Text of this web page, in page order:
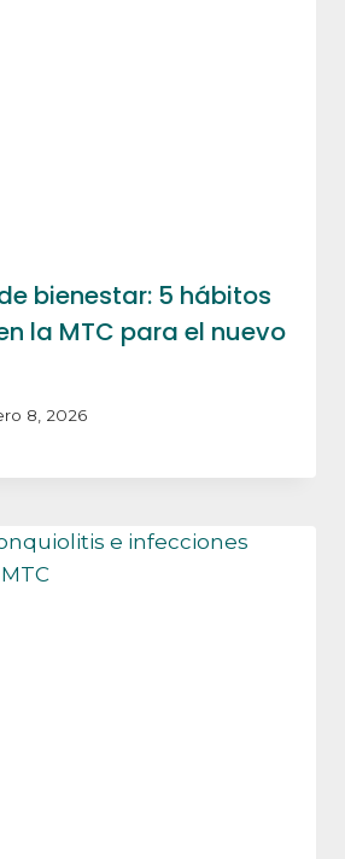
bienestar: 5 hábitos
la MTC para el nuevo
8, 2026